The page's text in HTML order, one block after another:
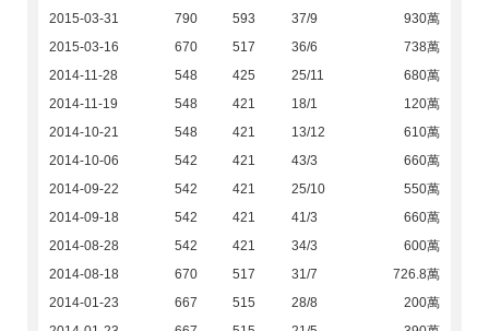
2015-03-31
790 593 37/9
930萬
2015-03-16
670 517 36/6
738萬
2014-11-28
548 425 25/11
680萬
2014-11-19
548 421 18/1
120萬
2014-10-21
548 421 13/12
610萬
2014-10-06
542 421 43/3
660萬
2014-09-22
542 421 25/10
550萬
2014-09-18
542 421 41/3
660萬
2014-08-28
542 421 34/3
600萬
2014-08-18
670 517 31/7
726.8萬
2014-01-23
667 515 28/8
200萬